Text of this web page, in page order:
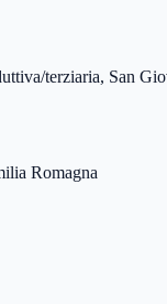
terziaria, San
Romagna